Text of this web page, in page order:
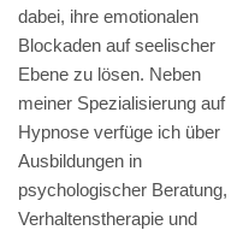
dabei, ihre emotionalen
Blockaden auf seelischer
Ebene zu lösen. Neben
meiner Spezialisierung auf
Hypnose verfüge ich über
Ausbildungen in
psychologischer Beratung,
Verhaltenstherapie und